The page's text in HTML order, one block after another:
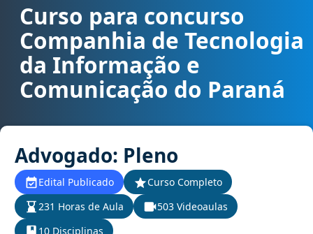
Curso para concurso CELEPAR/PR - Companhia de Tecnologia
Curso para concurso
Companhia de Tecnologia
da Informação e
Comunicação do Paraná
Advogado: Pleno
Edital Publicado
Curso Completo
231 Horas de Aula
503 Videoaulas
10 Disciplinas